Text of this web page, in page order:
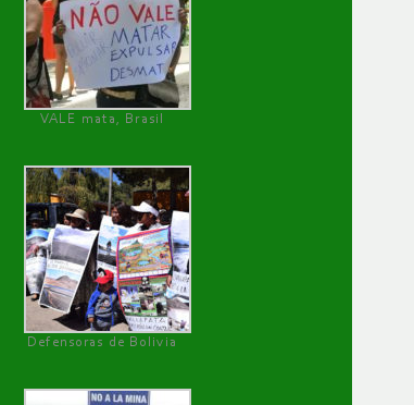
VALE mata, Brasil
Defensoras de Bolivia